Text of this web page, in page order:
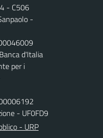
- C506
-
d'Italia
per i
- UF0FD9
- URP